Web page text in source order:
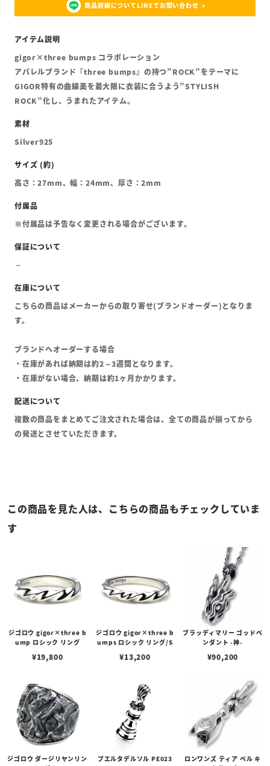
商品詳細についてLINEでお問い合わせ
gigor×three bumps コラボレーション
アパレルブランド『three bumps』の持つ”ROCK”をテーマに
GIGOR特有の曲線美を最大限に衣装に合うよう”STYLISH
ROCK”化し、うまれたアイテム。
Silver925
高さ：27mm、幅：24mm、厚さ：2mm
※付属品は予告なく変更される場合がございます。
こちらの商品はメーカーからの取り寄せ(ブランドオーダー)となりま
す。
ブランドへオーダーする場合
・在庫があれば納期は約2～3週間となります。
・在庫がない場合、納期は約1ヶ月かかります。
複数の商品をまとめてご注文された場合は、全ての商品が揃ってから
の発送とさせていただきます。
この商品を見た人は、こちらの商品もチェックしていま
す
ジゴロウ gigor×three b
ump ロシック リング
¥19,800
ジゴロウ gigor×three b
umps ロシック リング/S
¥13,200
ブラッディマリー ゴッドペ
ンダント -神-
¥90,200
ジゴロウ ダージリヤンリン
プエルタデルソル PE023
ロンワンズ ティア ベル キ